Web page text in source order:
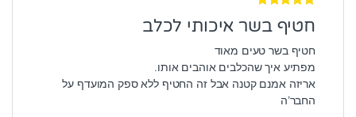
חטיף בשר איכותי לכלב
חטיף בשר טעים מאוד
מפתיע איך שהכלבים אוהבים אותו.
אריזה אמנם קטנה אבל זה החטיף ללא ספק המועדף על
החבר’ה